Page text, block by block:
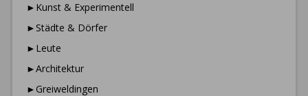
►Kunst & Experimentell
►Städte & Dörfer
►Leute
►Architektur
►Greiweldingen